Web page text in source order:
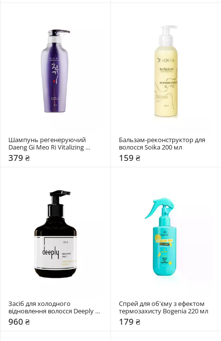
Шампунь регенеруючий
Daeng Gi Meo Ri Vitalizing
Shampoo
379 ₴
Бальзам-реконструктор для
волосся Soika 200 мл
159 ₴
Засіб для холодного
відновлення волосся Deeply
250 мл
960 ₴
Спрей для об'єму з ефектом
термозахисту Bogenia 220 мл
179 ₴